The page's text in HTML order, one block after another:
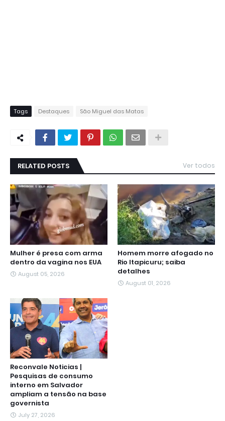
Tags Destaques São Miguel das Matas
RELATED POSTS Ver todos
Mulher é presa com arma
dentro da vagina nos EUA
August 05, 2026
Homem morre afogado no
Rio Itapicuru; saiba
detalhes
August 01, 2026
Reconvale Noticias |
Pesquisas de consumo
interno em Salvador
ampliam a tensão na base
governista
July 27, 2026